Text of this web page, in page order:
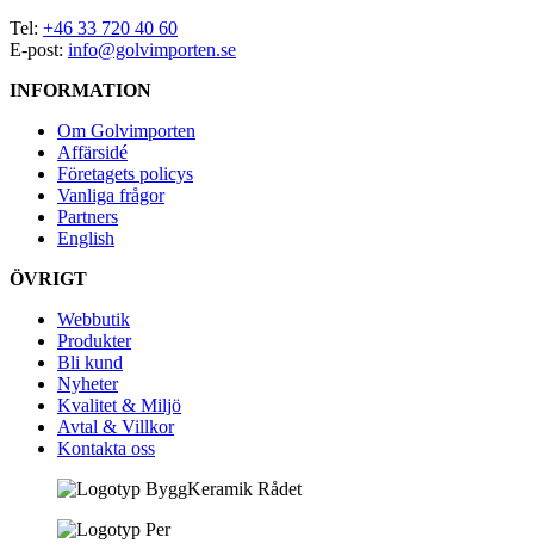
Tel: +46 33 720 40 60
E-post: info@golvimporten.se
INFORMATION
Om Golvimporten
Affärsidé
Företagets policys
Vanliga frågor
Partners
English
ÖVRIGT
Webbutik
Produkter
Bli kund
Nyheter
Kvalitet & Miljö
Avtal & Villkor
Kontakta oss